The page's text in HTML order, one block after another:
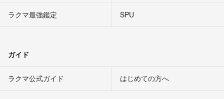
ラクマ最強鑑定
SPU
ガイド
ラクマ公式ガイド はじめての方へ